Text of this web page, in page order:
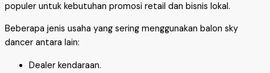
populer untuk kebutuhan promosi retail dan bisnis lokal.
Beberapa jenis usaha yang sering menggunakan balon sky
dancer antara lain:
Dealer kendaraan.